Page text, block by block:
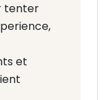
tenter
et